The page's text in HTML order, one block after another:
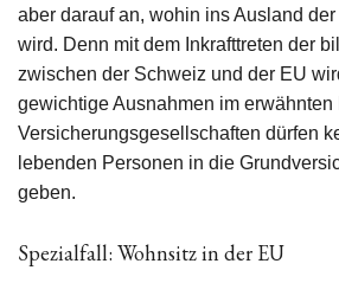
aber darauf an, wohin ins Ausland
wird. Denn mit dem Inkrafttreten der
zwischen der Schweiz und der EU
gewichtige Ausnahmen im erwähnten
Versicherungsgesellschaften dürfen
lebenden Personen in die
geben.
Spezialfall: Wohnsitz in der EU